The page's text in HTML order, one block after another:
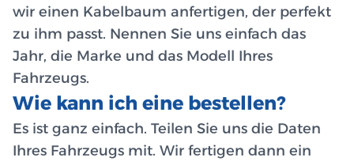
wir einen Kabelbaum anfertigen, der perfekt
zu ihm passt. Nennen Sie uns einfach das
Jahr, die Marke und das Modell Ihres
Fahrzeugs.
Wie kann ich eine bestellen?
Es ist ganz einfach. Teilen Sie uns die Daten
Ihres Fahrzeugs mit. Wir fertigen dann ein